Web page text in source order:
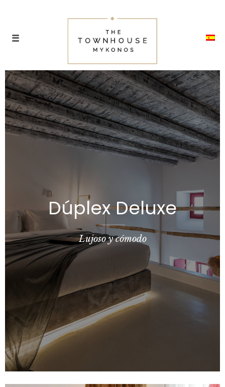
Dúplex Deluxe
Lujoso y cómodo